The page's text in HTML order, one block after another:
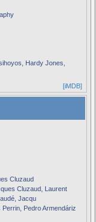
Hardy Jones,
[iMDB]
Cluzaud
Cluzaud, Laurent
Jacqu
Pedro Armendáriz